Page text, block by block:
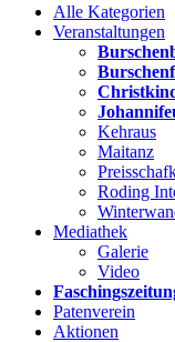
Alle Kategorien
Veranstaltungen
Kehraus
Maitanz
Roding
Mediathek
Galerie
Video
Patenverein
Aktionen